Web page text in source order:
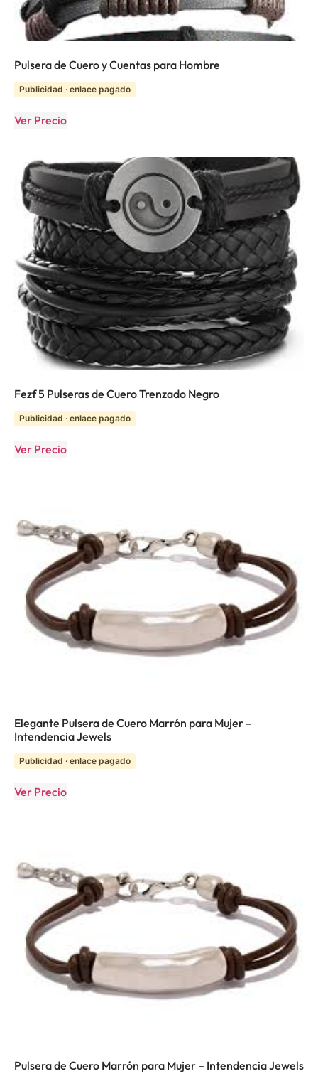
Pulsera de Cuero y Cuentas para Hombre
Publicidad · enlace pagado
Ver Precio
Fezf 5 Pulseras de Cuero Trenzado Negro
Publicidad · enlace pagado
Ver Precio
Elegante Pulsera de Cuero Marrón para Mujer –
Intendencia Jewels
Publicidad · enlace pagado
Ver Precio
Pulsera de Cuero Marrón para Mujer – Intendencia Jewels